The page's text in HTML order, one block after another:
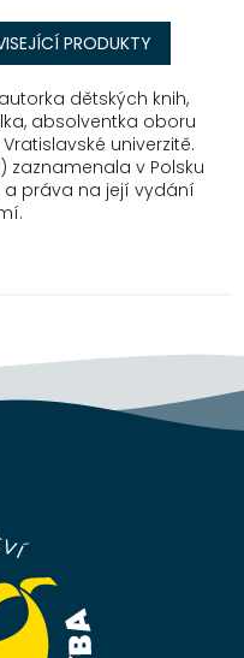
PRODUKTY
dětských knih,
absolventka oboru
univerzitě.
zaznamenala v Polsku
práva na její vydání